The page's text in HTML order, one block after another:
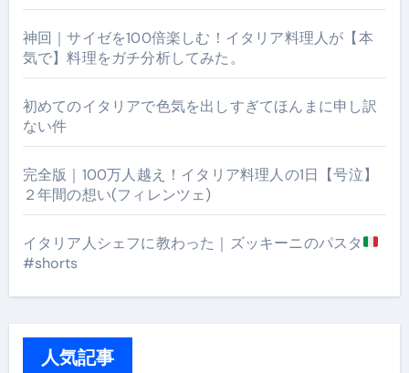
神回｜サイゼを100倍楽しむ！イタリア料理人が【本
気で】料理をガチ分析してみた。
初めてのイタリアで色気を出しすぎてほんまに申し訳
ない件
完全版｜100万人越え！イタリア料理人の1日【号泣】
２年間の想い(フィレンツェ)
イタリア人シェフに教わった｜ズッキーニのパスタ
#shorts
人気記事